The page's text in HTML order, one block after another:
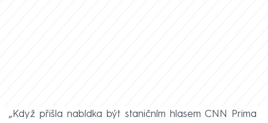
„Když přišla nabídka být staničním hlasem CNN Prima